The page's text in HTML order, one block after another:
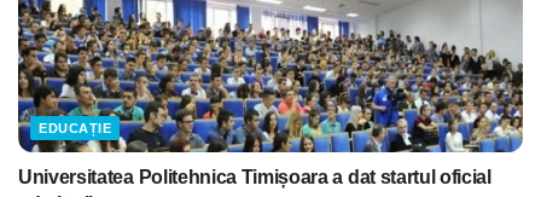
EDUCAȚIE
Universitatea Politehnica Timișoara a dat startul oficial